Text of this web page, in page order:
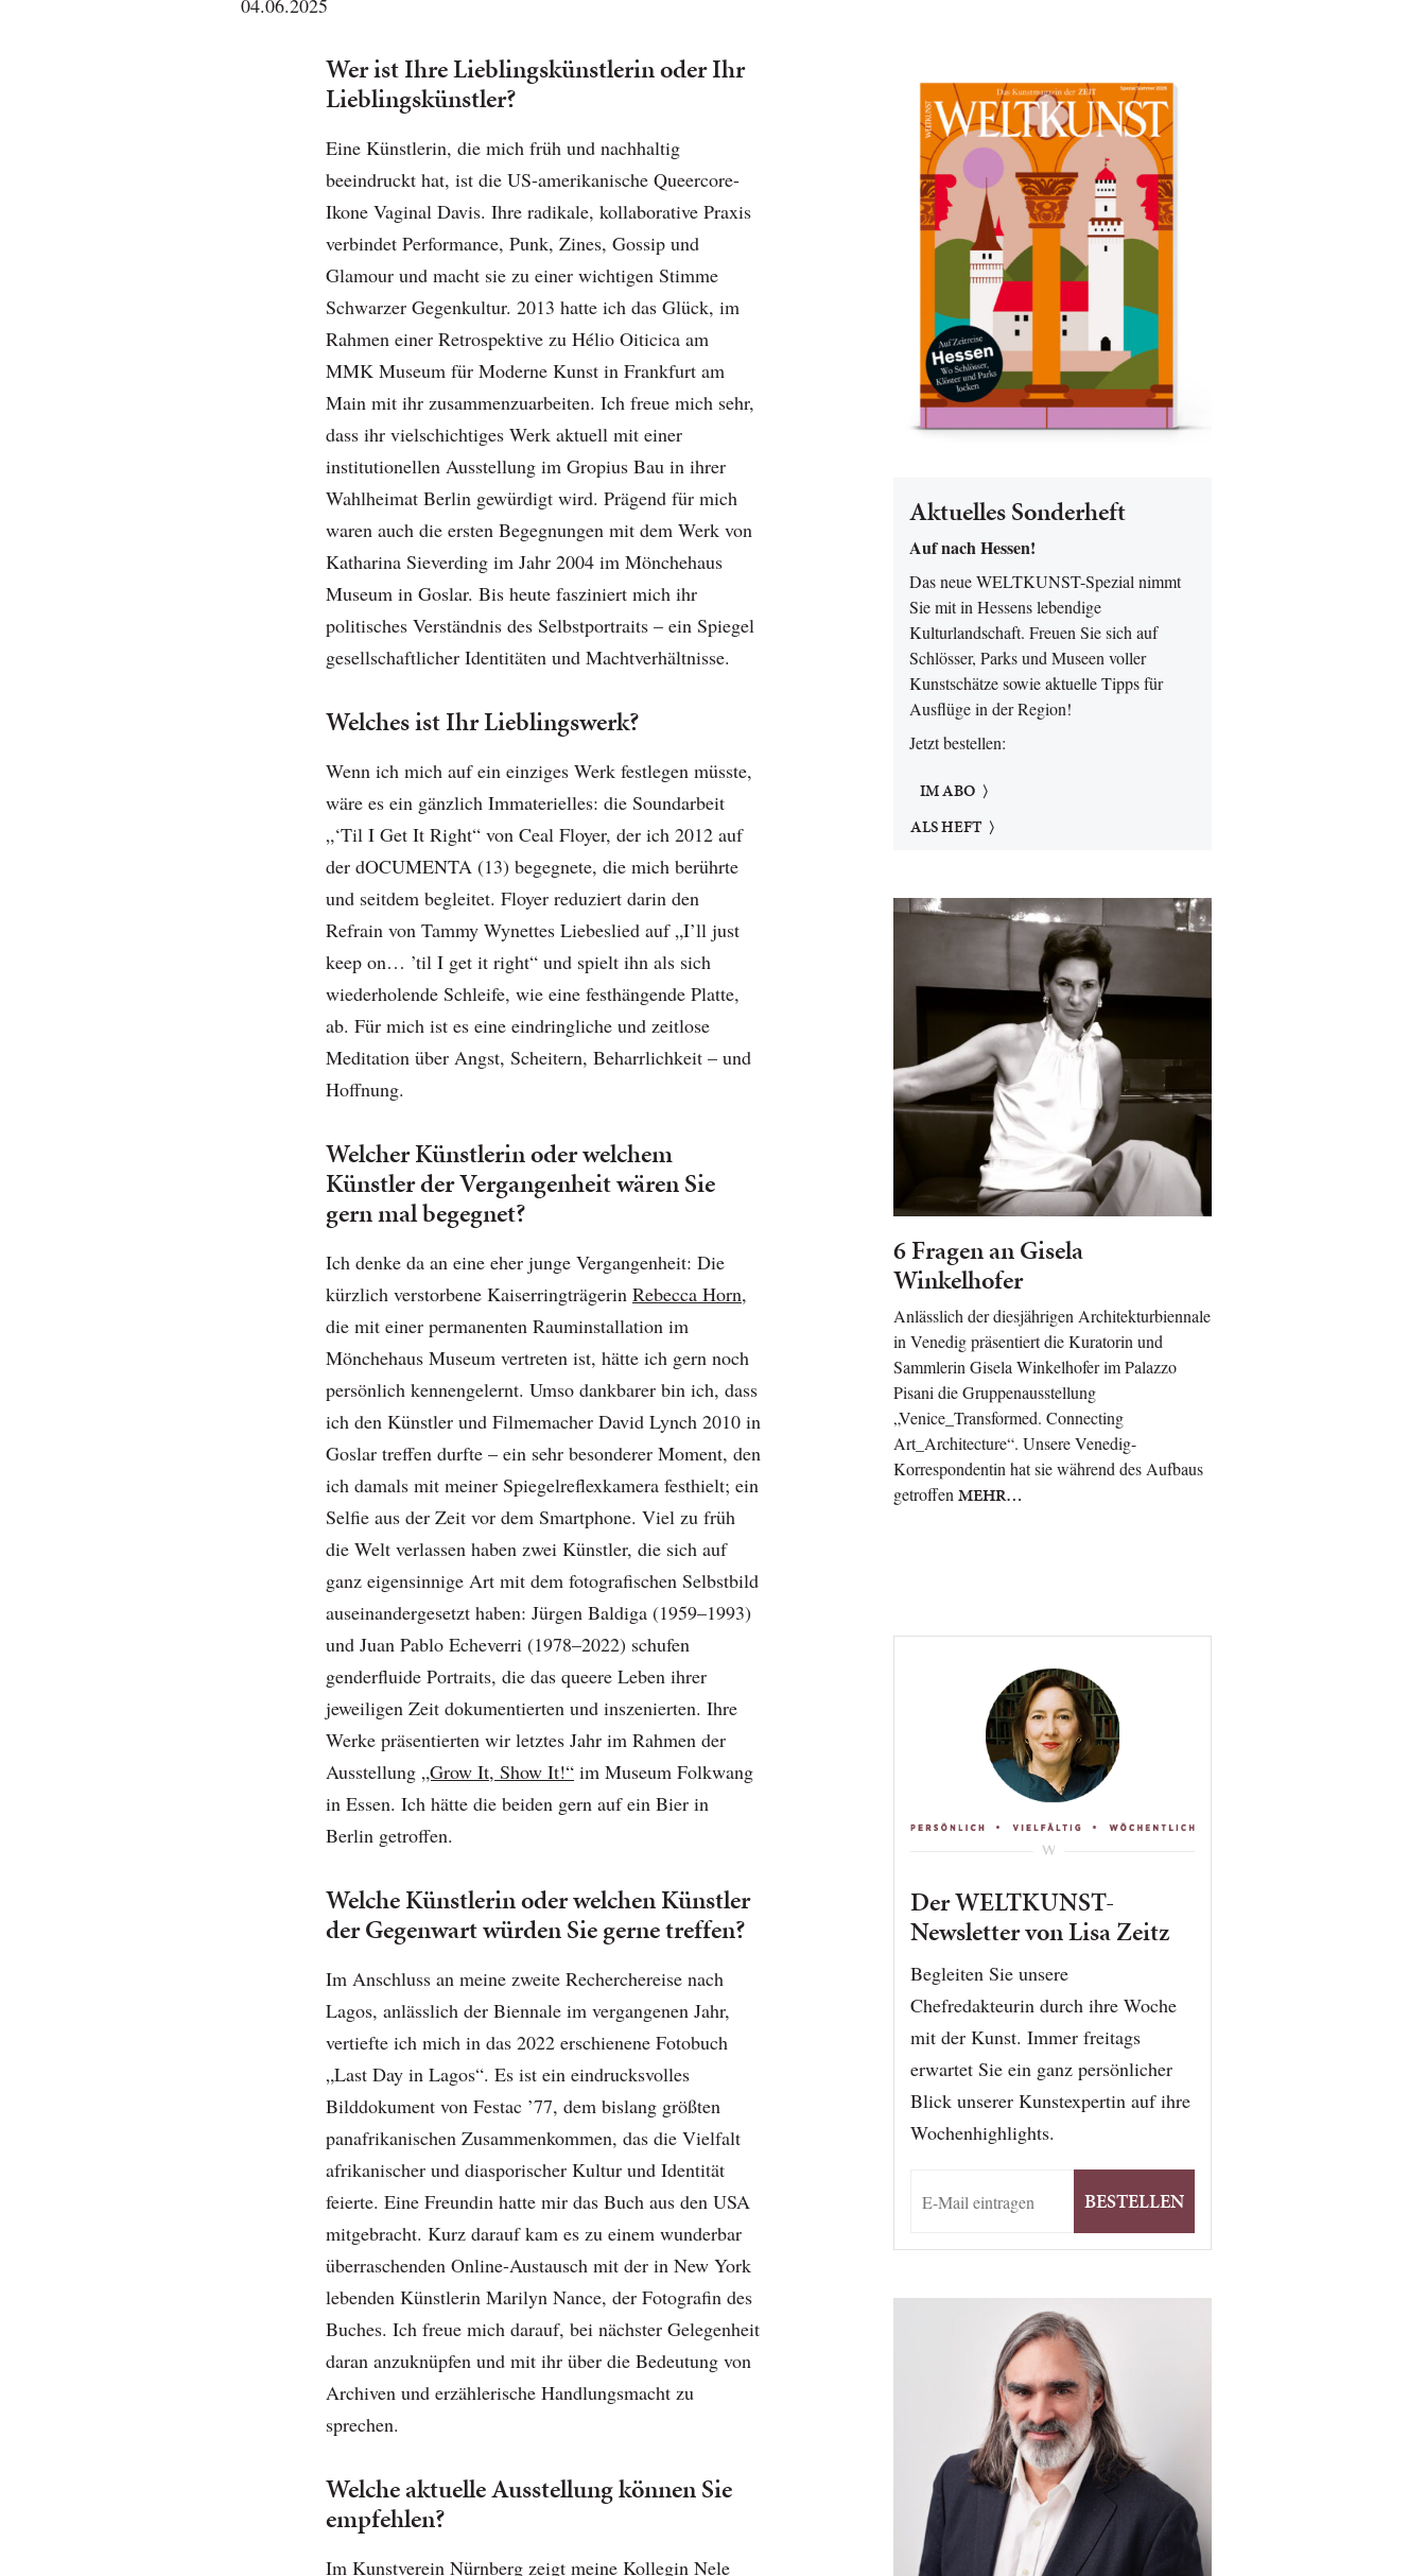
04.06.2025
Wer ist Ihre Lieblingskünstlerin oder Ihr
Lieblingskünstler?
Eine Künstlerin, die mich früh und nachhaltig
beeindruckt hat, ist die US-amerikanische Queercore-
Ikone Vaginal Davis. Ihre radikale, kollaborative Praxis
verbindet Performance, Punk, Zines, Gossip und
Glamour und macht sie zu einer wichtigen Stimme
Schwarzer Gegenkultur. 2013 hatte ich das Glück, im
Rahmen einer Retrospektive zu Hélio Oiticica am
MMK Museum für Moderne Kunst in Frankfurt am
Main mit ihr zusammenzuarbeiten. Ich freue mich sehr,
dass ihr vielschichtiges Werk aktuell mit einer
institutionellen Ausstellung im Gropius Bau in ihrer
Wahlheimat Berlin gewürdigt wird. Prägend für mich
waren auch die ersten Begegnungen mit dem Werk von
Katharina Sieverding im Jahr 2004 im Mönchehaus
Museum in Goslar. Bis heute fasziniert mich ihr
politisches Verständnis des Selbstportraits – ein Spiegel
gesellschaftlicher Identitäten und Machtverhältnisse.
Welches ist Ihr Lieblingswerk?
Wenn ich mich auf ein einziges Werk festlegen müsste,
wäre es ein gänzlich Immaterielles: die Soundarbeit
„‘Til I Get It Right“ von Ceal Floyer, der ich 2012 auf
der dOCUMENTA (13) begegnete, die mich berührte
und seitdem begleitet. Floyer reduziert darin den
Refrain von Tammy Wynettes Liebeslied auf „I’ll just
keep on… ’til I get it right“ und spielt ihn als sich
wiederholende Schleife, wie eine festhängende Platte,
ab. Für mich ist es eine eindringliche und zeitlose
Meditation über Angst, Scheitern, Beharrlichkeit – und
Hoffnung.
Welcher Künstlerin oder welchem
Künstler der Vergangenheit wären Sie
gern mal begegnet?
Ich denke da an eine eher junge Vergangenheit: Die
kürzlich verstorbene Kaiserringträgerin Rebecca Horn,
die mit einer permanenten Rauminstallation im
Mönchehaus Museum vertreten ist, hätte ich gern noch
persönlich kennengelernt. Umso dankbarer bin ich, dass
ich den Künstler und Filmemacher David Lynch 2010 in
Goslar treffen durfte – ein sehr besonderer Moment, den
ich damals mit meiner Spiegelreflexkamera festhielt; ein
Selfie aus der Zeit vor dem Smartphone. Viel zu früh
die Welt verlassen haben zwei Künstler, die sich auf
ganz eigensinnige Art mit dem fotografischen Selbstbild
auseinandergesetzt haben: Jürgen Baldiga (1959–1993)
und Juan Pablo Echeverri (1978–2022) schufen
genderfluide Portraits, die das queere Leben ihrer
jeweiligen Zeit dokumentierten und inszenierten. Ihre
Werke präsentierten wir letztes Jahr im Rahmen der
Ausstellung „Grow It, Show It!“ im Museum Folkwang
in Essen. Ich hätte die beiden gern auf ein Bier in
Berlin getroffen.
Welche Künstlerin oder welchen Künstler
der Gegenwart würden Sie gerne treffen?
Im Anschluss an meine zweite Recherchereise nach
Lagos, anlässlich der Biennale im vergangenen Jahr,
vertiefte ich mich in das 2022 erschienene Fotobuch
„Last Day in Lagos“. Es ist ein eindrucksvolles
Bilddokument von Festac ’77, dem bislang größten
panafrikanischen Zusammenkommen, das die Vielfalt
afrikanischer und diasporischer Kultur und Identität
feierte. Eine Freundin hatte mir das Buch aus den USA
mitgebracht. Kurz darauf kam es zu einem wunderbar
überraschenden Online-Austausch mit der in New York
lebenden Künstlerin Marilyn Nance, der Fotografin des
Buches. Ich freue mich darauf, bei nächster Gelegenheit
daran anzuknüpfen und mit ihr über die Bedeutung von
Archiven und erzählerische Handlungsmacht zu
sprechen.
Welche aktuelle Ausstellung können Sie
empfehlen?
Im Kunstverein Nürnberg zeigt meine Kollegin Nele
Aktuelles Sonderheft
Auf nach Hessen!
Das neue WELTKUNST-Spezial nimmt
Sie mit in Hessens lebendige
Kulturlandschaft. Freuen Sie sich auf
Schlösser, Parks und Museen voller
Kunstschätze sowie aktuelle Tipps für
Ausflüge in der Region!
Jetzt bestellen:
IM ABO
ALS HEFT
6 Fragen an Gisela
Winkelhofer
Anlässlich der diesjährigen Architekturbiennale
in Venedig präsentiert die Kuratorin und
Sammlerin Gisela Winkelhofer im Palazzo
Pisani die Gruppenausstellung
„Venice_Transformed. Connecting
Art_Architecture“. Unsere Venedig-
Korrespondentin hat sie während des Aufbaus
getroffen MEHR…
Der WELTKUNST-
Newsletter von Lisa Zeitz
Begleiten Sie unsere
Chefredakteurin durch ihre Woche
mit der Kunst. Immer freitags
erwartet Sie ein ganz persönlicher
Blick unserer Kunstexpertin auf ihre
Wochenhighlights.
BESTELLEN